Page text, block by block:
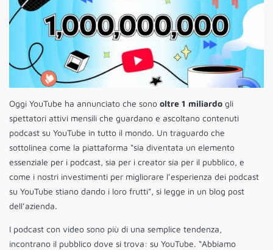
Oggi YouTube ha annunciato che sono oltre 1 miliardo gli
spettatori attivi mensili che guardano e ascoltano contenuti
podcast su YouTube in tutto il mondo. Un traguardo che
sottolinea come la piattaforma “sia diventata un elemento
essenziale per i podcast, sia per i creator sia per il pubblico, e
come i nostri investimenti per migliorare l’esperienza dei podcast
su YouTube stiano dando i loro frutti”, si legge in un blog post
dell’azienda.
I podcast con video sono più di una semplice tendenza,
incontrano il pubblico dove si trova: su YouTube. “Abbiamo